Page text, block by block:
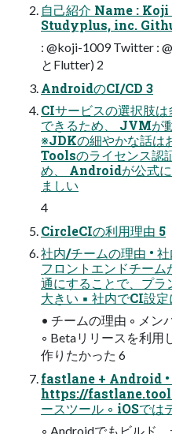
自己紹介 Name :
Studyplus, inc.
: @koji-1009 Twitter :
とFlutter) 2
AndroidのCI/CD 3
CIサービスの選択肢
できるため、 JVMが
※JDKの細やかな話
Toolsのライセンス認
め、 Androidが公式
ましい
4
CircleCIの利用理由 5
社内/チームの理由 •
フロントエンドチー
通にすることで、プ
大きい ▪ 社内でCI設
• チームの理由 ◦ メン
◦ Betaリリースを利用
作りたかった 6
fastlane + Android
https://
ースツール ◦ iOSでは
◦ Androidでもビルド